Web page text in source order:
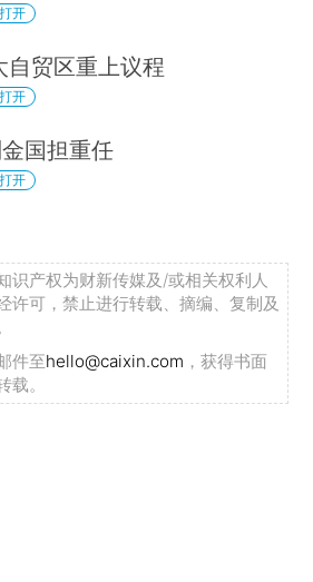
开
自贸区重上议程
开
国担重任
开
识产权为财新传媒及/或相关权利人
许可，禁止进行转载、摘编、复制及
件至hello@caixin.com ，获得书面
。